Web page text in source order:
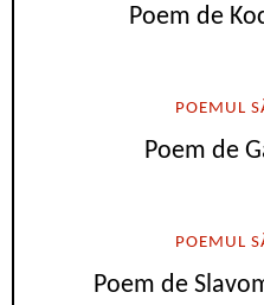
Poem de
POEMUL
Poem de
POEMUL
Poem de